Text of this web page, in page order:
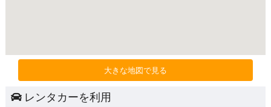
大きな地図で見る
レンタカーを利用